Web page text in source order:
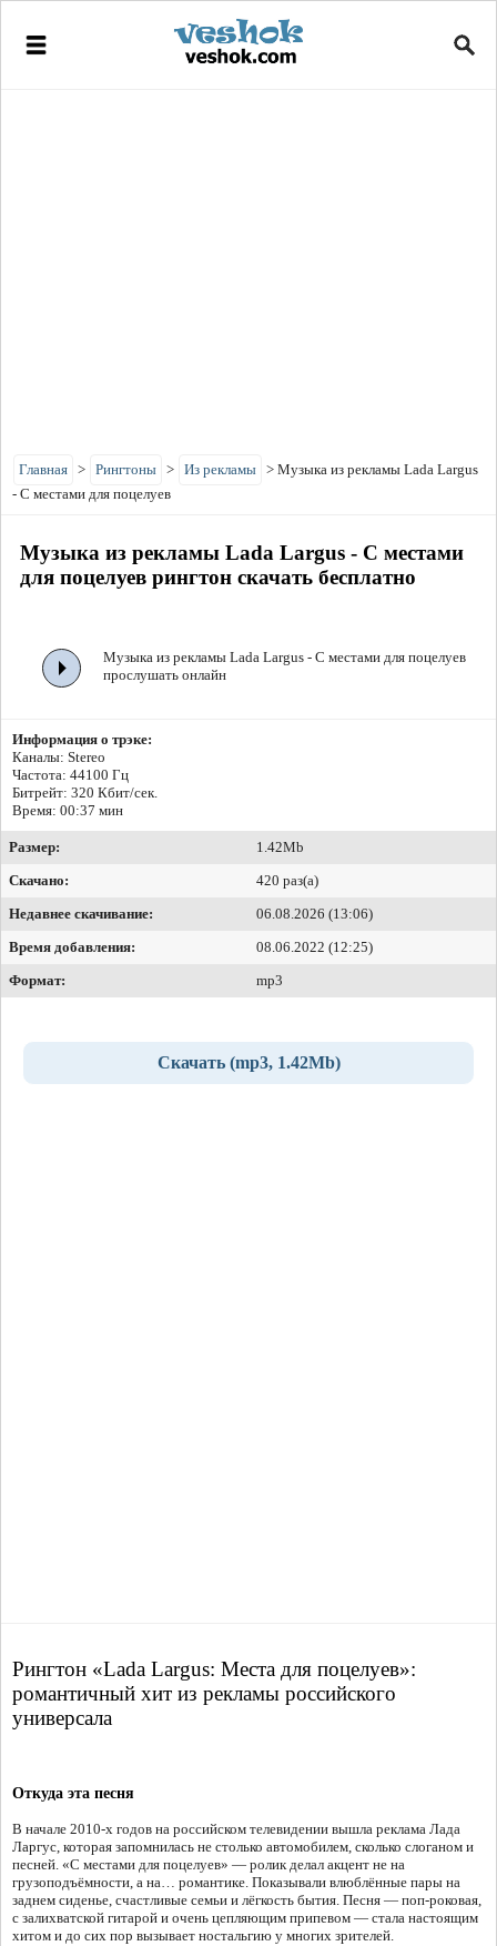
Главная > Рингтоны > Из рекламы > Музыка из рекламы Lada Largus
- С местами для поцелуев
Музыка из рекламы Lada Largus - С местами
для поцелуев рингтон скачать бесплатно
Музыка из рекламы Lada Largus - С местами для поцелуев
прослушать онлайн
Информация о трэке:
Каналы: Stereo
Частота: 44100 Гц
Битрейт: 320 Кбит/сек.
Время: 00:37 мин
Размер:
1.42Mb
Скачано:
420 раз(а)
Недавнее скачивание:
06.08.2026 (13:06)
Время добавления:
08.06.2022 (12:25)
Формат:
mp3
Скачать (mp3, 1.42Mb)
Рингтон «Lada Largus: Места для поцелуев»:
романтичный хит из рекламы российского
универсала
Откуда эта песня
В начале 2010-х годов на российском телевидении вышла реклама Лада
Ларгус, которая запомнилась не столько автомобилем, сколько слоганом и
песней. «С местами для поцелуев» — ролик делал акцент не на
грузоподъёмности, а на… романтике. Показывали влюблённые пары на
заднем сиденье, счастливые семьи и лёгкость бытия. Песня — поп-роковая,
с залихватской гитарой и очень цепляющим припевом — стала настоящим
хитом и до сих пор вызывает ностальгию у многих зрителей.